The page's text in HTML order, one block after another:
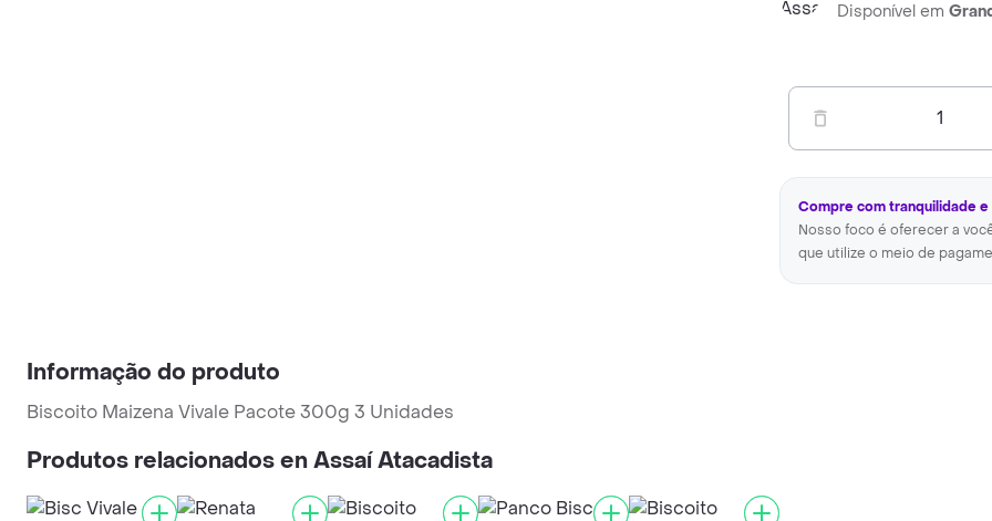
Disponível em
1
Compre com tranquilidade e
Nosso foco é oferecer a
que utilize o meio de
Informação do produto
Biscoito Maizena Vivale Pacote 300g 3 Unidades
Produtos relacionados en Assaí Atacadista